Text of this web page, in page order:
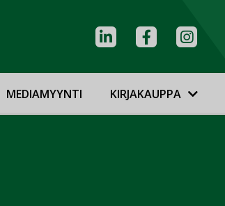
MEDIAMYYNTI KIRJAKAUPPA